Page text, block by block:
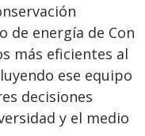
de energía de Con
más eficientes al
ese equipo
decisiones
y el medio